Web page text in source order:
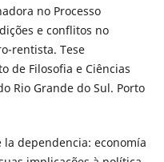
no Processo
e conflitos no
rentista. Tese
de Filosofia e Ciências
Rio Grande do Sul. Porto
la dependencia: economía